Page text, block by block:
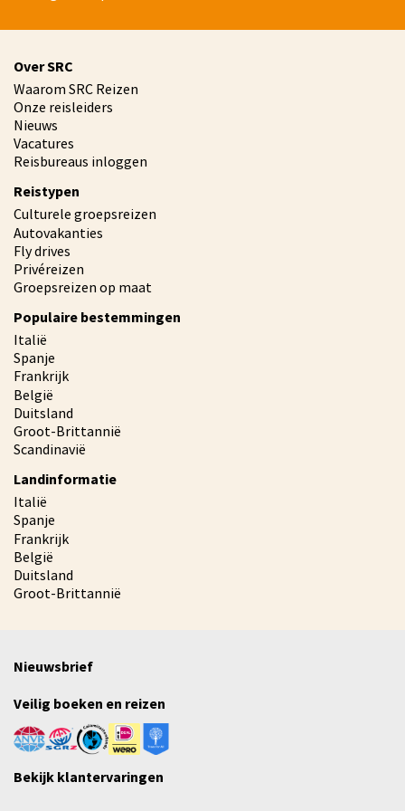
Over SRC
Waarom SRC Reizen
Onze reisleiders
Nieuws
Vacatures
Reisbureaus inloggen
Reistypen
Culturele groepsreizen
Autovakanties
Fly drives
Privéreizen
Groepsreizen op maat
Populaire bestemmingen
Italië
Spanje
Frankrijk
België
Duitsland
Groot-Brittannië
Scandinavië
Landinformatie
Italië
Spanje
Frankrijk
België
Duitsland
Groot-Brittannië
Nieuwsbrief
Veilig boeken en reizen
Bekijk klantervaringen